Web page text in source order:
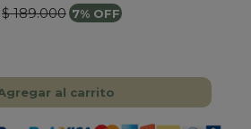
$ 189.000 7% OFF
al carrito